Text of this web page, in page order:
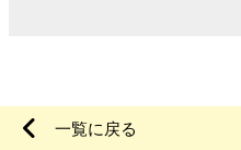
一覧に戻る